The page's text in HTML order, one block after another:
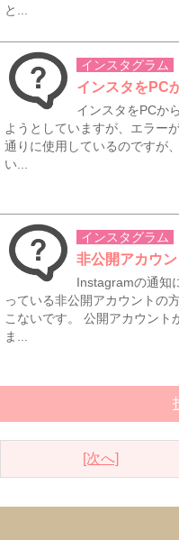
と...
インスタグラム
インスタをPC
インスタをPCか
ようとしていますが、エラー
通りに使用しているのですが
い...
インスタグラム
非公開アカウ
Instagramの通知
っている非公開アカウントの
こないです。 公開アカウント
ま...
[次へ]